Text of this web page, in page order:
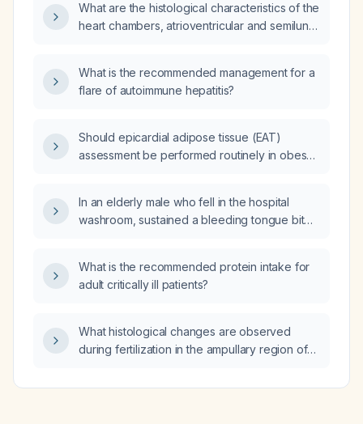
What are the histological characteristics of the
heart chambers, atrioventricular and semilunar
What is the recommended management for a
flare of autoimmune hepatitis?
Should epicardial adipose tissue (EAT)
assessment be performed routinely in obese
In an elderly male who fell in the hospital
washroom, sustained a bleeding tongue bite,
after placement of a central hemodialysis
catheter, and now reports chest pain with a
management of his anticoagulation and
bleeding?
What is the recommended protein intake for
adult critically ill patients?
What histological changes are observed
during fertilization in the ampullary region of